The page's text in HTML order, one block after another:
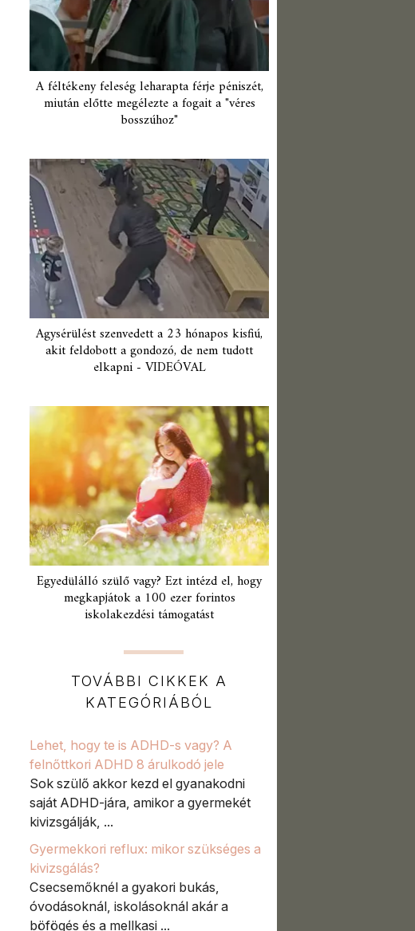
A féltékeny feleség leharapta férje péniszét,
miután előtte megélezte a fogait a "véres
bosszúhoz"
Agysérülést szenvedett a 23 hónapos kisfiú,
akit feldobott a gondozó, de nem tudott
elkapni - VIDEÓVAL
Egyedülálló szülő vagy? Ezt intézd el, hogy
megkapjátok a 100 ezer forintos
iskolakezdési támogatást
TOVÁBBI CIKKEK A
KATEGÓRIÁBÓL
Lehet, hogy te is ADHD-s vagy? A
felnőttkori ADHD 8 árulkodó jele
Sok szülő akkor kezd el gyanakodni
saját ADHD-jára, amikor a gyermekét
kivizsgálják, ...
Gyermekkori reflux: mikor szükséges a
kivizsgálás?
Csecsemőknél a gyakori bukás,
óvodásoknál, iskolásoknál akár a
böfögés és a mellkasi ...